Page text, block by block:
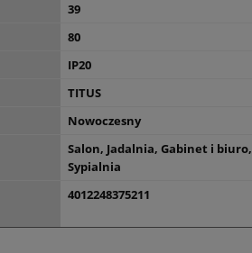
39
80
IP20
TITUS
Nowoczesny
Salon, Jadalnia, Gabinet i biuro,
Sypialnia
4012248375211